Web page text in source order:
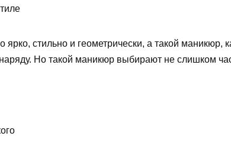
ярко, стильно и геометрически, а такой маникюр,
Но такой маникюр выбирают не слишком